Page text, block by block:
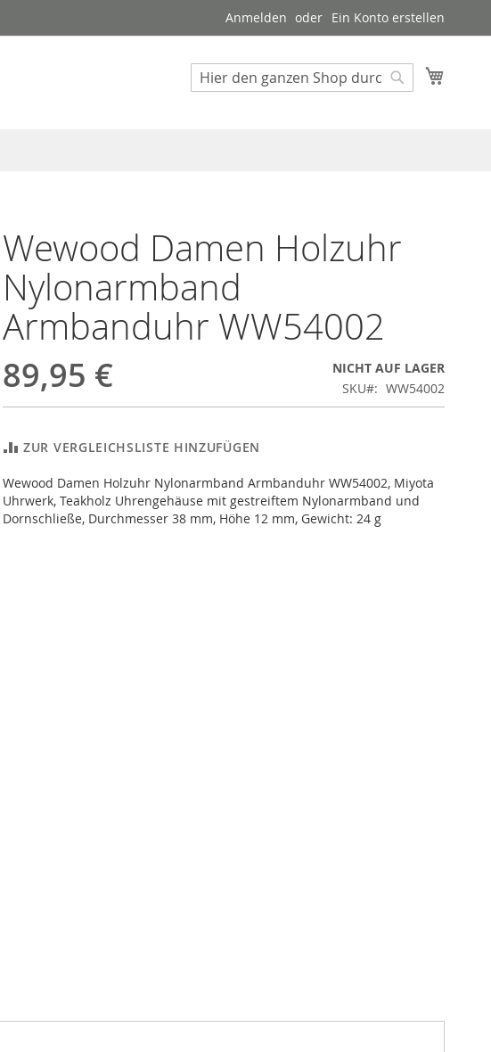
Anmelden Ein Konto erstellen
Suche
Wewood Damen Holzuhr
Nylonarmband
Armbanduhr WW54002
89,95 €
NICHT AUF LAGER
SKU
WW54002
ZUR VERGLEICHSLISTE HINZUFÜGEN
Wewood Damen Holzuhr Nylonarmband Armbanduhr WW54002, Miyota
Uhrwerk, Teakholz Uhrengehäuse mit gestreiftem Nylonarmband und
Dornschließe, Durchmesser 38 mm, Höhe 12 mm, Gewicht: 24 g